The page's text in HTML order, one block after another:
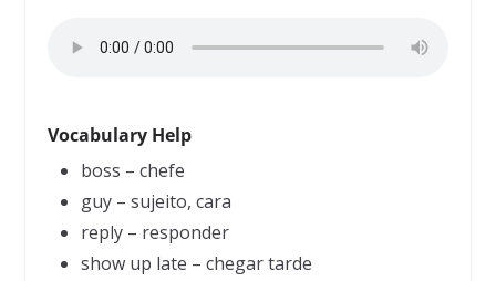
Vocabulary Help
boss – chefe
guy – sujeito, cara
reply – responder
show up late – chegar tarde